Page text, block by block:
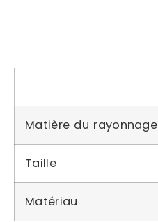
Matière du rayonnage
Taille
Matériau